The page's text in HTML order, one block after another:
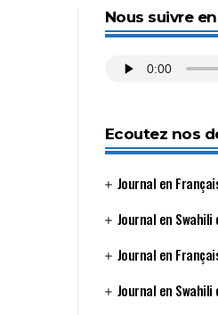
Nous suivre
Ecoutez nos
Journal en
Journal en
Journal en
Journal en